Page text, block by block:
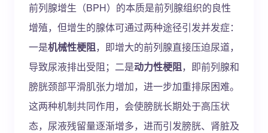
前列腺增生（BPH）的本质是前列腺组织的良性
增殖，但增生的腺体可通过两种途径引发并发症：
一是机械性梗阻，即增大的前列腺直接压迫尿道，
导致尿液排出受阻；二是动力性梗阻，即前列腺和
膀胱颈部平滑肌张力增加，进一步加重排尿困难。
这两种机制共同作用，会使膀胱长期处于高压状
态，尿液残留量逐渐增多，进而引发膀胱、肾脏及